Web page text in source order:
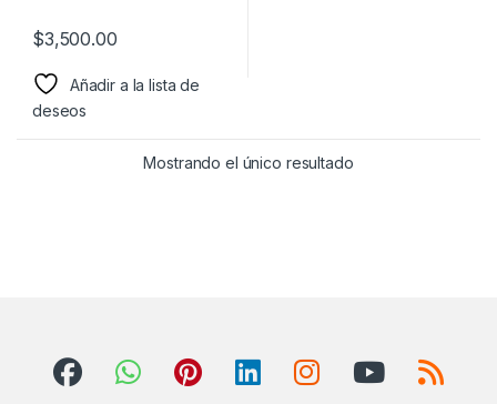
$3,500.00
Añadir a la lista de
deseos
Mostrando el único resultado